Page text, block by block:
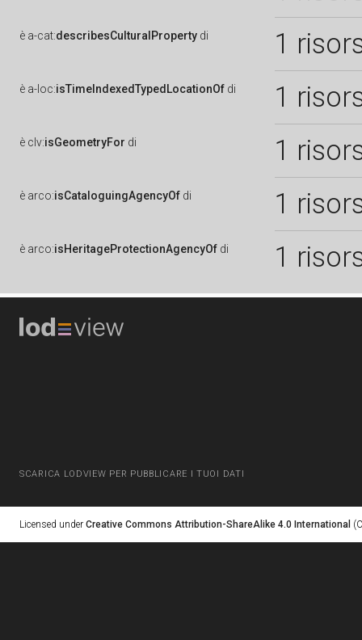
è a-cat:describesCulturalProperty di 1
è a-loc:isTimeIndexedTypedLocationOf di 1
è clv:isGeometryFor di 1
è arco:isCataloguingAgencyOf di 1
è arco:isHeritageProtectionAgencyOf di 1
SCARICA LODVIEW PER PUBBLICARE I TUOI DATI
Licensed under Creative Commons Attribution-ShareAlike 4.0 International